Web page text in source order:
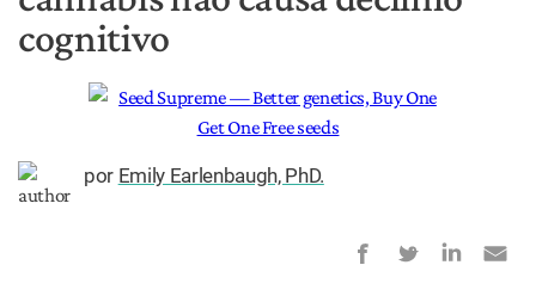
cognitivo
por Emily Earlenbaugh, PhD.